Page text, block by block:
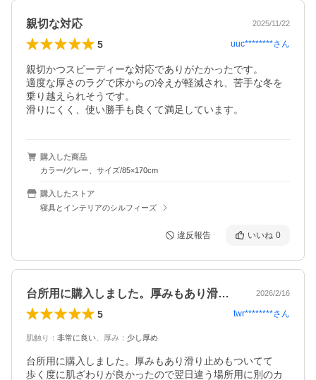
親切な対応 2025/11/22
5 uuc********さん
親切かつスピーディーな対応でありがたかったです。
適度な厚さのラグで床からの冷えが軽減され、苦手な冬を
乗り越えられそうです。
滑りにくく、使い勝手も良くて満足しています。
購入した商品
カラー/グレー、サイズ/85×170cm
購入したストア
寝具とインテリアのシルフィーズ
違反報告 いいね 0
台所用に購入しました。厚みもあり滑り止… 2026/2/16
5 twr********さん
肌触り ： 非常に良い 厚み ： 少し厚め
台所用に購入しました。厚みもあり滑り止めもついてて
歩く度に肌ざわりが良かったので翌日違う場所用に別のカ